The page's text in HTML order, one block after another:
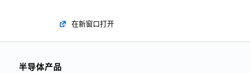
在新窗口打开
半导体产品